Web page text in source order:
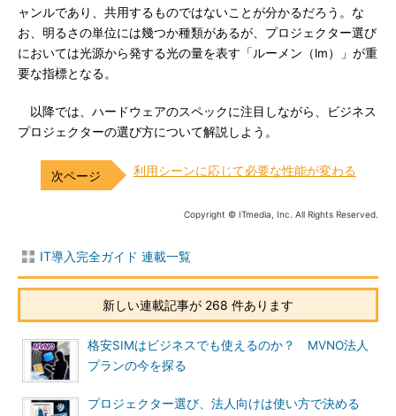
ャンルであり、共用するものではないことが分かるだろう。な
お、明るさの単位には幾つか種類があるが、プロジェクター選び
においては光源から発する光の量を表す「ルーメン（lm）」が重
要な指標となる。
以降では、ハードウェアのスペックに注目しながら、ビジネス
プロジェクターの選び方について解説しよう。
利用シーンに応じて必要な性能が変わる
Copyright © ITmedia, Inc. All Rights Reserved.
IT導入完全ガイド 連載一覧
新しい連載記事が 268 件あります
格安SIMはビジネスでも使えるのか？ MVNO法人
プランの今を探る
プロジェクター選び、法人向けは使い方で決める